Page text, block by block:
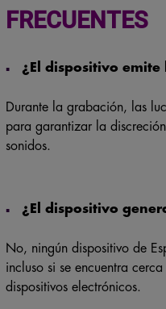
FRECUENTES
¿El dispositivo
Durante la grabación, las
para garantizar la
sonidos.
¿El dispositivo
No, ningún dispositivo de
incluso si se encuentra
dispositivos electrónicos.